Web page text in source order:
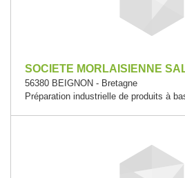
SOCIETE MORLAISIENNE
56380 BEIGNON - Bretagne
Préparation industrielle de produits à